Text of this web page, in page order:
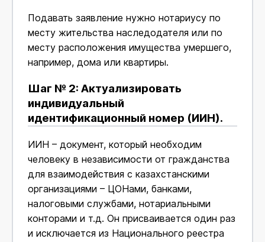
Подавать заявление нужно нотариусу по
месту жительства наследодателя или по
месту расположения имущества умершего,
например, дома или квартиры.
Шаг № 2: Актуализировать
индивидуальный
идентификационный номер (ИИН).
ИИН – документ, который необходим
человеку в независимости от гражданства
для взаимодействия с казахстанскими
организациями – ЦОНами, банками,
налоговыми службами, нотариальными
конторами и т.д. Он присваивается один раз
и исключается из Национального реестра